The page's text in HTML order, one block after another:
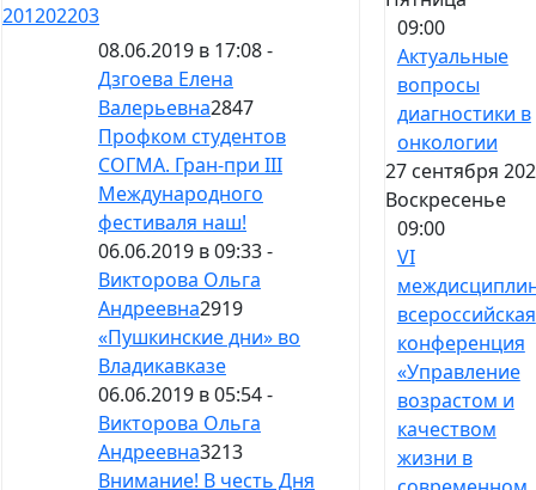
201202203
08.06.2019 в 17:08 -
Дзгоева Елена
Валерьевна2847
Профком студентов
СОГМА. Гран-при III
Международного
фестиваля наш!
06.06.2019 в 09:33 -
Викторова Ольга
Андреевна2919
«Пушкинские дни» во
Владикавказе
06.06.2019 в 05:54 -
Викторова Ольга
Андреевна3213
Внимание! В честь Дня
09:00
Актуальные
вопросы
диагностики в
онкологии
27 сентября
Воскресенье
09:00
VI
всероссийская
конференция
«Управление
возрастом и
качеством
жизни в